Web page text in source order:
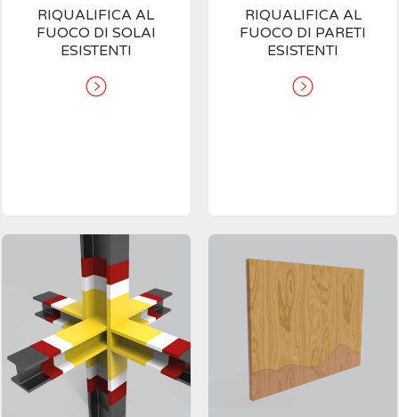
RIQUALIFICA AL
FUOCO DI SOLAI
ESISTENTI
RIQUALIFICA AL
FUOCO DI PARETI
ESISTENTI